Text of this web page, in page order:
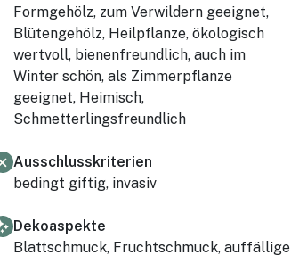
Formgehölz, zum Verwildern geeignet,
Blütengehölz, Heilpflanze, ökologisch
wertvoll, bienenfreundlich, auch im
Winter schön, als Zimmerpflanze
geeignet, Heimisch,
Schmetterlingsfreundlich
Ausschlusskriterien
bedingt giftig, invasiv
Dekoaspekte
Blattschmuck, Fruchtschmuck, auffällige